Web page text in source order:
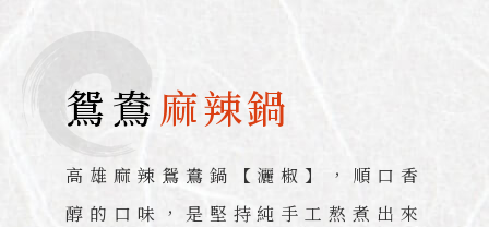
鴛鴦麻辣鍋
高雄麻辣鴛鴦鍋【灑椒】，順口香
醇的口味，是堅持純手工熬煮出來